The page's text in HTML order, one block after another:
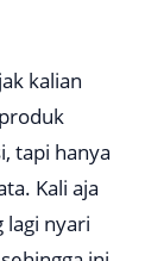
kalian
tapi hanya
Kali aja
lagi nyari